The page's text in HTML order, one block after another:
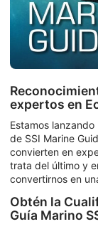
expertos en
Estamos
de SSI Marine
convierten en
trata del último y
convertirnos en
Obtén la
Guía Marino